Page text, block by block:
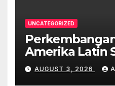
UNCATEGORIZED
Amerika Latin
Pandemi
AUGUST 3, 2026